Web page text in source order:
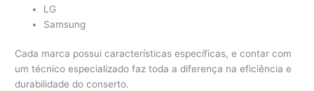
LG
Samsung
Cada marca possui características específicas, e contar com
um técnico especializado faz toda a diferença na eficiência e
durabilidade do conserto.